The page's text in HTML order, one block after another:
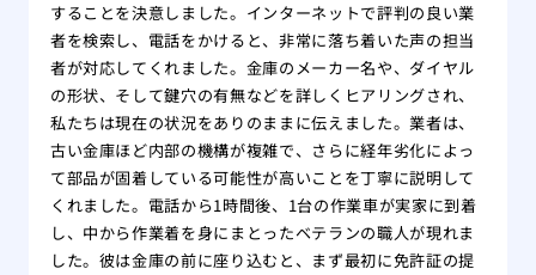
することを決意しました。インターネットで評判の良い業
者を検索し、電話をかけると、非常に落ち着いた声の担当
者が対応してくれました。金庫のメーカー名や、ダイヤル
の形状、そして鍵穴の有無などを詳しくヒアリングされ、
私たちは現在の状況をありのままに伝えました。業者は、
古い金庫ほど内部の機構が複雑で、さらに経年劣化によっ
て部品が固着している可能性が高いことを丁寧に説明して
くれました。電話から1時間後、1台の作業車が実家に到着
し、中から作業着を身にまとったベテランの職人が現れま
した。彼は金庫の前に座り込むと、まず最初に免許証の提